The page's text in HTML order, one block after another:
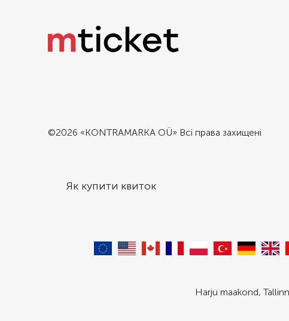
©2026 «KONTRAMARKA OÜ» Всі права захищені
Як купити квиток
Harju maakond,